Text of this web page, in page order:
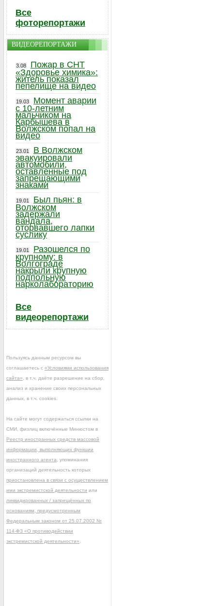
Все
фоторепортажи
ВИДЕОРЕПОРТАЖИ
3.08
Пожар в СНТ
«Здоровье химика»:
житель показал
пепелище на видео
19.03
Момент аварии
с 10-летним
мальчиком на
Карбышева в
Волжском попал на
видео
23.01
В Волжском
эвакуировали
автомобили,
оставленные под
запрещающими
знаками
19.01
Был пьян: в
Волжском
задержали
вандала,
оторвавшего лапки
суслику
19.01
Разошелся по
крупному: в
Волгограде
накрыли крупную
подпольную
нарколабораторию
Все
видеорепортажи
Пользуясь данным ресурсом вы
соглашаетесь с «Условиями использования
сайта» , в т.ч. даёте разрешение на сбор,
анализ и хранение своих персональных
данных, в т.ч. cookies.
На сайте могут содержаться ссылки на
СМИ, физлиц включённые Минюстом в
Реестр иностранных средств массовой
информации, выполняющих функции
иностранного агента , упоминания
организаций деятельность которых
приостановлена в связи с осуществлением
ими экстремистской деятельности или
ликвидированных / запрещённых по
основаниям, предусмотренным
Федеральным законом от 25.07.2002 №
114-ФЗ «О противодействии
экстремистской деятельности»